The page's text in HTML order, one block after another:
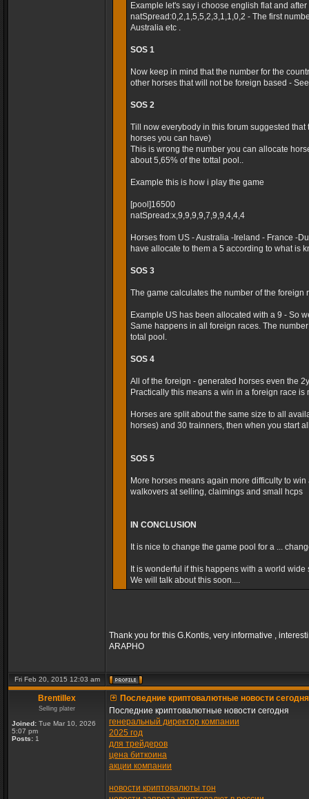
Example let's say i choose english flat and
natSpread:0,2,1,5,5,2,3,1,1,0,2 - The first
Australia etc .
SOS 1
Now keep in mind that the number for the
other horses that will not be foreign based -
SOS 2
Till now everybody in this forum suggested
horses you can have)
This is wrong the number you can allocate
about 5,65% of the tottal pool..
Example this is how i play the game
[pool]16500
natSpread:x,9,9,9,9,7,9,9,4,4,4
Horses from US - Australia -Ireland - France -
have allocate to them a 5 according to what is
SOS 3
The game calculates the number of the foreign
Example US has been allocated with a 9 - So
Same happens in all foreign races. The
total pool.
SOS 4
All of the foreign - generated horses even the
Practically this means a win in a foreign race is
Horses are split about the same size to all
horses) and 30 trainners, then when you start
SOS 5
More horses means again more difficulty to
walkovers at selling, claimings and small hcps
IN CONCLUSION
It is nice to change the game pool for a ...
It is wonderful if this happens with a world
We will talk about this soon....
Thank you for this G.Kontis, very informative ,
ARAPHO
Fri Feb 20, 2015 12:03 am
Brentillex
Selling plater
Joined: Tue Mar 10, 2026
5:07 pm
Posts: 1
Последние криптовалютные новости сегодня
Последние криптовалютные новости сегодня
генеральный директор компании
2025 год
для трейдеров
цена биткоина
акции компании
новости криптовалюты тон